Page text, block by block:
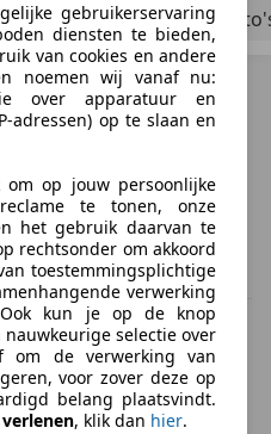
tot 2006
voertuigen
maar misschien wel de
match.
voertuigen. Afhankelijk van de
van de batterij en het
aanzienlijk variëren.
gebruikerservaring
diensten te bieden,
van cookies en andere
noemen wij vanaf nu:
over apparatuur en
adressen) op te slaan en
op jouw persoonlijke
te tonen, onze
het gebruik daarvan te
rechtsonder om akkoord
toestemmingsplichtige
verwerking
Ook kun je op de knop
selectie over
om de verwerking van
voor zover deze op
belang plaatsvindt.
, klik dan hier.